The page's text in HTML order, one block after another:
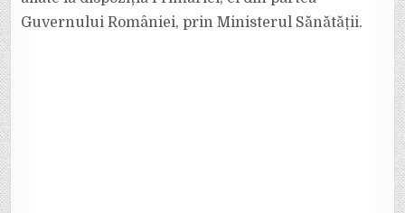
Guvernului României, prin Ministerul Sănătății.